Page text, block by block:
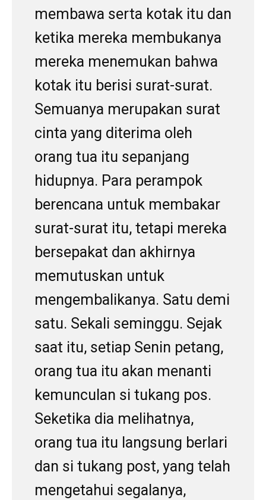
membawa serta kotak itu dan
ketika mereka membukanya
mereka menemukan bahwa
kotak itu berisi surat-surat.
Semuanya merupakan surat
cinta yang diterima oleh
orang tua itu sepanjang
hidupnya. Para perampok
berencana untuk membakar
surat-surat itu, tetapi mereka
bersepakat dan akhirnya
memutuskan untuk
mengembalikanya. Satu demi
satu. Sekali seminggu. Sejak
saat itu, setiap Senin petang,
orang tua itu akan menanti
kemunculan si tukang pos.
Seketika dia melihatnya,
orang tua itu langsung berlari
dan si tukang post, yang telah
mengetahui segalanya,